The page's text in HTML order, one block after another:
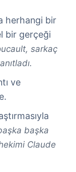
herhangi bir
bir gerçeği
sarkaç
ve
başka
Claude